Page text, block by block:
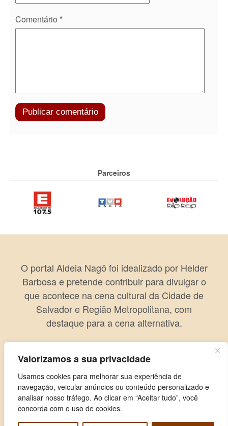
Valorizamos a sua privacidade
Usamos cookies para melhorar sua experiência de
navegação, veicular anúncios ou conteúdo personalizado e
analisar nosso tráfego. Ao clicar em “Aceitar tudo”, você
concorda com o uso de cookies.
Comentário *
Parceiros
O portal Aldeia Nagô foi idealizado por Helder
Barbosa e pretende contribuir para divulgar o
que acontece na cena cultural da Cidade de
Salvador e Região Metropolitana, com
destaque para a cena alternativa.